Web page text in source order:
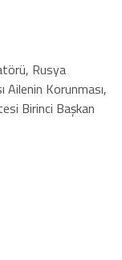
Rusya
Korunması,
Birinci Başkan